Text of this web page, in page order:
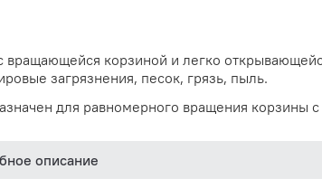
вращающейся корзиной и легко
загрязнения, песок, грязь, пыль.
для равномерного вращения корзины
описание